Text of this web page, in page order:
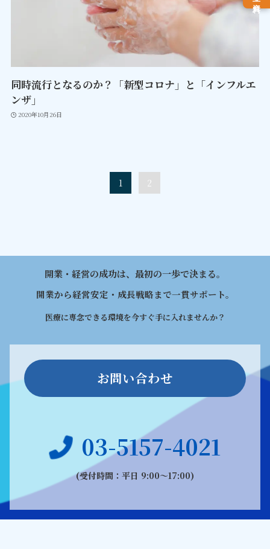
同時流行となるのか？「新型コロナ」と「インフルエ
ンザ」
2020年10月26日
1 2
開業・経営の成功は、最初の一歩で決まる。
開業から経営安定・成長戦略まで一貫サポート。
医療に専念できる環境を今すぐ手に入れませんか？
お問い合わせ
03-5157-4021
(受付時間：平日 9:00〜17:00)